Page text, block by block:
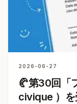
2026-06-27
🥐第30回「
civique ）を